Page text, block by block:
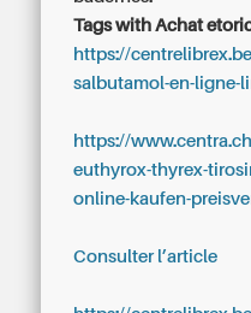
Tags with Achat
https://
salbutamol-en-ligne-
https://
euthyrox-thyrex-
online-kaufen-
Consulter l’article